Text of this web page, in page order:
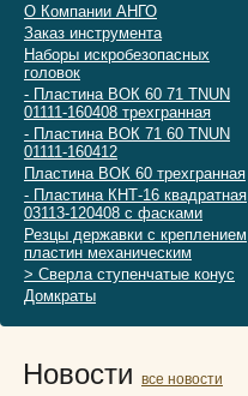
О Компании АНГО
Заказ инструмента
Наборы искробезопасных
головок
- Пластина ВОК 60 71 TNUN
01111-160408 трехгранная
- Пластина ВОК 71 60 TNUN
01111-160412
Пластина ВОК 60 трехгранная
- Пластина КНТ-16 квадратная
03113-120408 с фасками
Резцы державки с креплением
пластин механическим
> Сверла ступенчатые конус
Домкраты
Новости все новости